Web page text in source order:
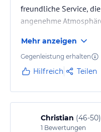
freundliche Service,
angenehme
gemacht.
Mehr anzeigen
Gegenleistung erhalten
Hilfreich Teilen
Christian (46-50)
1 Bewertungen